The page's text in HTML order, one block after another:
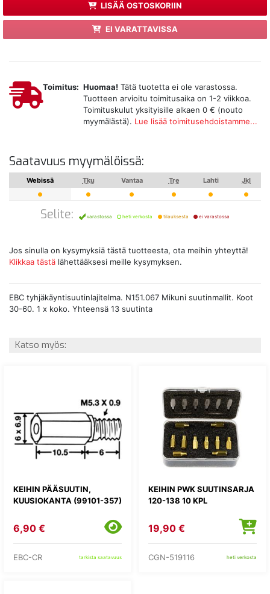
LISÄÄ OSTOSKORIIN
EI VARATTAVISSA
Toimitus: Huomaa! Tätä tuotetta ei ole varastossa.
Tuotteen arvioitu toimitusaika on 1-2 viikkoa.
Toimituskulut yksityisille alkaen 0 € (nouto
myymälästä). Lue lisää toimitusehdoistamme...
Saatavuus myymälöissä:
Webissä Tku Vantaa Tre Lahti Jkl
Selite: varastossa heti verkosta tilauksesta ei varastossa
Jos sinulla on kysymyksiä tästä tuotteesta, ota meihin yhteyttä!
Klikkaa tästä lähettääksesi meille kysymyksen.
EBC tyhjäkäyntisuutinlajitelma. N151.067 Mikuni suutinmallit. Koot
30-60. 1 x koko. Yhteensä 13 suutinta
Katso myös:
KEIHIN PÄÄSUUTIN,
KUUSIOKANTA (99101-357)
6,90 €
EBC-CR tarkista saatavuus
KEIHIN PWK SUUTINSARJA
120-138 10 KPL
19,90 €
CGN-519116 heti verkosta